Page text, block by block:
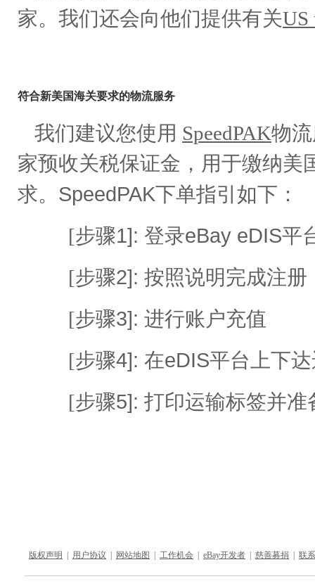
家。我们还会向他们提供有关US
符合新美国海关要求的物流服务
我们建议您使用 SpeedPAK物
家预收关税保证金，用于缴纳美
求。 SpeedPAK下单指引如下：
[步骤1]: 登录eBay eDIS平
[步骤2]: 按照说明完成注册
[步骤3]: 进行账户充值
[步骤4]: 在eDIS平台上下
[步骤5]: 打印运输标签并
版权声明 用户协议 网站地图 工作机会 eBay开发者 慈善募捐 联